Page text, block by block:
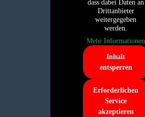
dass dabei Daten an
Drittanbieter
weitergegeben
werden.
Mehr Informationen
Inhalt
entsperren
Erforderlichen
Service
akzeptieren